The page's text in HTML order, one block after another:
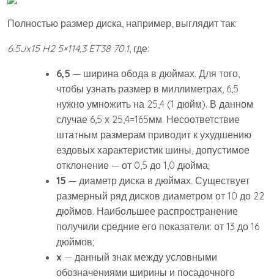
Полностью размер диска, например, выглядит так:
6.5Jx15 H2 5×114,3 ET38 70.1, где:
6,5 — ширина обода в дюймах. Для того,
чтобы узнать размер в миллиметрах, 6,5
нужно умножить на 25,4 (1 дюйм). В данном
случае 6,5 х 25,4=165мм. Несоответствие
штатным размерам приводит к ухудшению
ездовых характеристик шины, допустимое
отклонение — от 0,5 до 1,0 дюйма;
15 — диаметр диска в дюймах. Существует
размерный ряд дисков диаметром от 10 до 22
дюймов. Наибольшее распространение
получили средние его показатели: от 13 до 16
дюймов;
x — данный знак между условными
обозначениями ширины и посадочного